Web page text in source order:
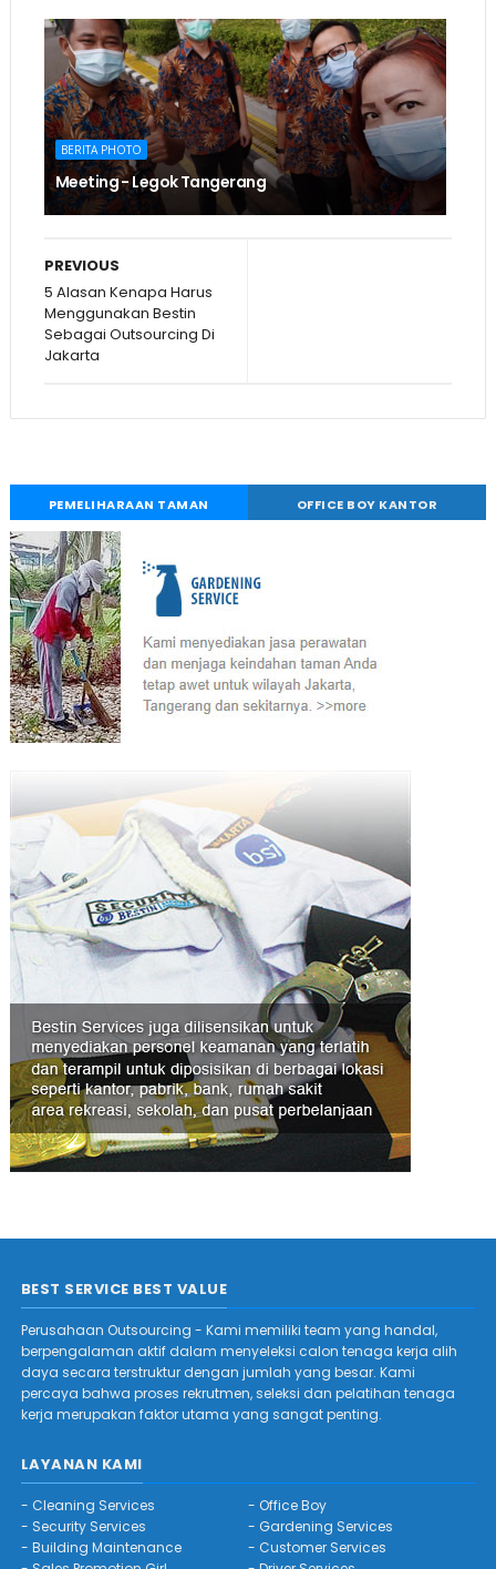
BERITA PHOTO
Meeting - Legok Tangerang
PREVIOUS
5 Alasan Kenapa Harus
Menggunakan Bestin
Sebagai Outsourcing Di
Jakarta
PEMELIHARAAN TAMAN OFFICE BOY KANTOR
BEST SERVICE BEST VALUE
Perusahaan Outsourcing - Kami memiliki team yang handal,
berpengalaman aktif dalam menyeleksi calon tenaga kerja alih
daya secara terstruktur dengan jumlah yang besar. Kami
percaya bahwa proses rekrutmen, seleksi dan pelatihan tenaga
kerja merupakan faktor utama yang sangat penting.
LAYANAN KAMI
- Cleaning Services
- Security Services
- Building Maintenance
- Office Boy
- Gardening Services
- Customer Services